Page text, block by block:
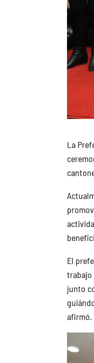
La
El
trabajo
junto
afirmó.